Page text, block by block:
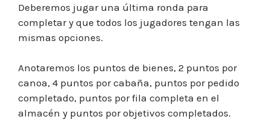
Deberemos jugar una última ronda para
completar y que todos los jugadores tengan las
mismas opciones.
Anotaremos los puntos de bienes, 2 puntos por
canoa, 4 puntos por cabaña, puntos por pedido
completado, puntos por fila completa en el
almacén y puntos por objetivos completados.